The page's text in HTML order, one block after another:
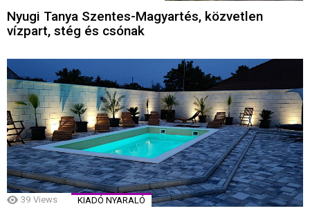
Nyugi Tanya Szentes-Magyartés, közvetlen
vízpart, stég és csónak
39 Views KIADÓ NYARALÓ